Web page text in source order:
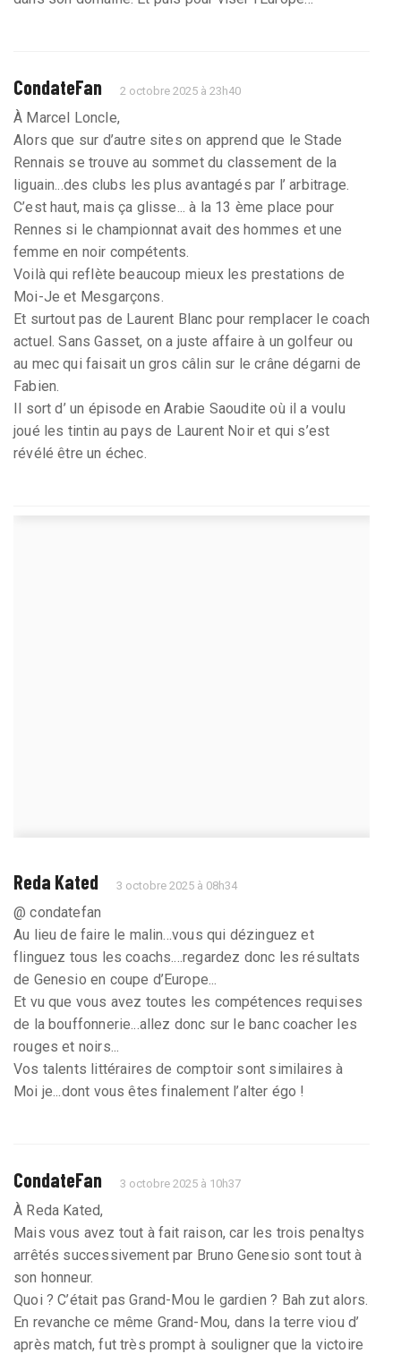
CondateFan 2 octobre 2025 à 23h40
À Marcel Loncle,
Alors que sur d’autre sites on apprend que le Stade
Rennais se trouve au sommet du classement de la
liguain...des clubs les plus avantagés par l’ arbitrage.
C’est haut, mais ça glisse... à la 13 ème place pour
Rennes si le championnat avait des hommes et une
femme en noir compétents.
Voilà qui reflète beaucoup mieux les prestations de
Moi-Je et Mesgarçons.
Et surtout pas de Laurent Blanc pour remplacer le coach
actuel. Sans Gasset, on a juste affaire à un golfeur ou
au mec qui faisait un gros câlin sur le crâne dégarni de
Fabien.
Il sort d’ un épisode en Arabie Saoudite où il a voulu
joué les tintin au pays de Laurent Noir et qui s’est
révélé être un échec.
Reda Kated 3 octobre 2025 à 08h34
@ condatefan
Au lieu de faire le malin...vous qui dézinguez et
flinguez tous les coachs....regardez donc les résultats
de Genesio en coupe d’Europe...
Et vu que vous avez toutes les compétences requises
de la bouffonnerie...allez donc sur le banc coacher les
rouges et noirs...
Vos talents littéraires de comptoir sont similaires à
Moi je...dont vous êtes finalement l’alter égo !
CondateFan 3 octobre 2025 à 10h37
À Reda Kated,
Mais vous avez tout à fait raison, car les trois penaltys
arrêtés successivement par Bruno Genesio sont tout à
son honneur.
Quoi ? C’était pas Grand-Mou le gardien ? Bah zut alors.
En revanche ce même Grand-Mou, dans la terre viou d’
après match, fut très prompt à souligner que la victoire